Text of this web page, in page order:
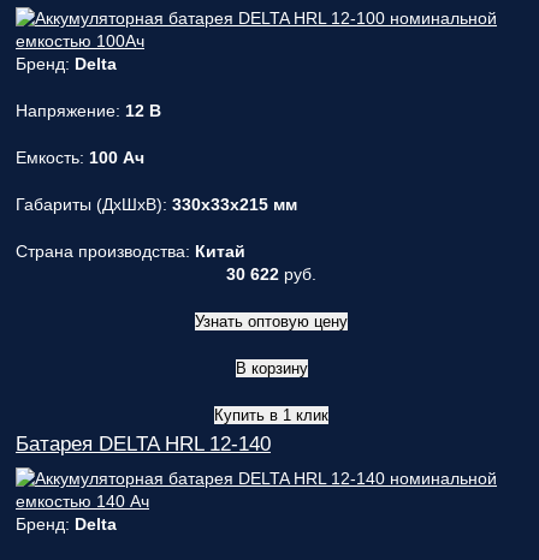
Бренд: Delta
Напряжение: 12 В
Емкость: 100 Ач
Габариты (ДxШxВ): 330x33x215 мм
Страна производства: Китай
30 622 руб.
Узнать оптовую цену
В корзину
Купить в 1 клик
Батарея DELTA HRL 12-140
Бренд: Delta